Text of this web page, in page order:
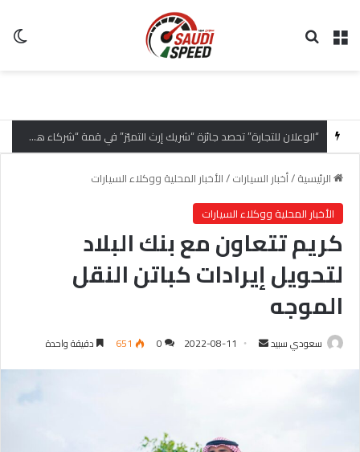
القائمة
“الوعلان للتجارة” تحصد جائزة “شريك إرث التميّز” في قمة “شركاء هيونداي لعام 2026” تقديراً للتميّز التشغيلي وريادة تجارب العميل
الرئيسية/أخبار السيارات/الأخبار المحلية ووكلاء السيارات
الأخبار المحلية ووكلاء السيارات
كريم تتعاون مع بنك البلاد
لتحويل إيرادات كباتن النقل
الموجه
سعودي سبيد 2022-08-11
0
651 دقيقة واحدة